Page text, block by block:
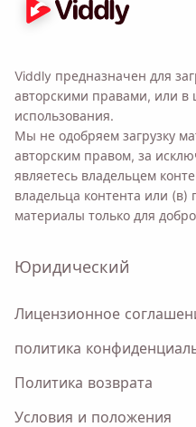
Viddly предназначен для
авторскими правами, или в
использования.
Мы не одобряем загрузку
авторским правом, за
являетесь владельцем
владельца контента или (в)
материалы только для
Юридический
Лицензионное
политика
Политика возврата
Условия и положения